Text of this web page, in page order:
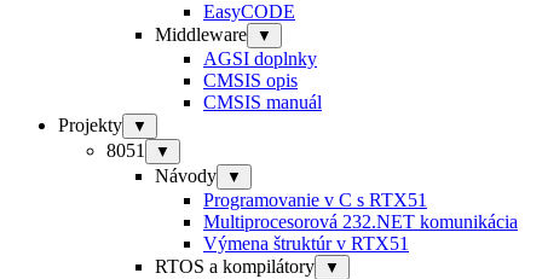
EasyCODE
Middleware
▼
AGSI doplnky
CMSIS opis
CMSIS manuál
Projekty
▼
8051 ▼
Návody ▼
Programovanie v C s RTX51
Multiprocesorová 232.NET komunikácia
Výmena štruktúr v RTX51
RTOS a kompilátory
▼